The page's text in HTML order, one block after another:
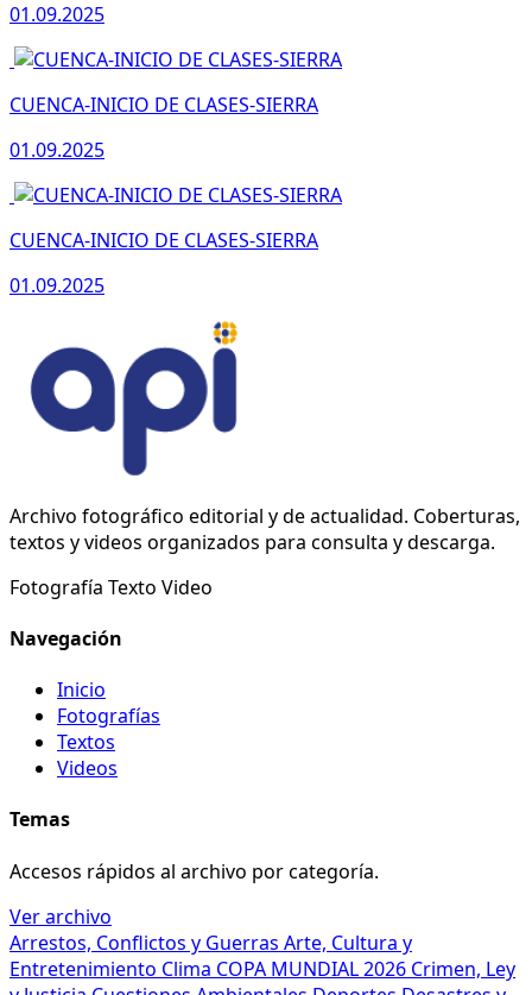
01.09.2025
CUENCA-INICIO DE CLASES-SIERRA
01.09.2025
CUENCA-INICIO DE CLASES-SIERRA
01.09.2025
Archivo fotográfico editorial y de actualidad. Coberturas,
textos y videos organizados para consulta y descarga.
Fotografía Texto Video
Navegación
Inicio
Fotografías
Textos
Videos
Temas
Accesos rápidos al archivo por categoría.
Ver archivo
Arrestos, Conflictos y Guerras Arte, Cultura y
Entretenimiento Clima COPA MUNDIAL 2026 Crimen, Ley